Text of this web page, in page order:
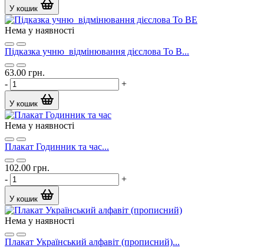
У кошик
Нема у наявності
Підказка учню_відмінювання дієслова To B...
63.00 грн.
-
+
У кошик
Нема у наявності
Плакат Годинник та час...
102.00 грн.
-
+
У кошик
Нема у наявності
Плакат Український алфавіт (прописний)...